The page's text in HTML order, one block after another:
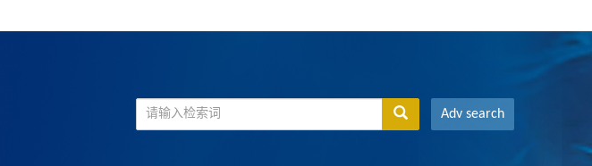
Adv search